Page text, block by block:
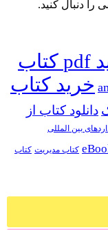
دنبال کنید.
خرید pdf کتاب
خرید کتاب
دانلود کتاب از
بین المللی
کتاب مدیریت کتاب